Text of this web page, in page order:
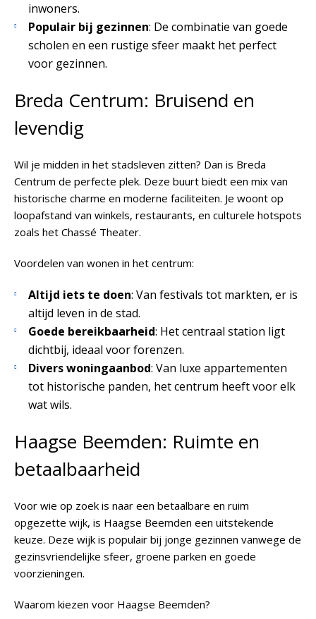
inwoners.
Populair bij gezinnen: De combinatie van goede
scholen en een rustige sfeer maakt het perfect
voor gezinnen.
Breda Centrum: Bruisend en
levendig
Wil je midden in het stadsleven zitten? Dan is Breda
Centrum de perfecte plek. Deze buurt biedt een mix van
historische charme en moderne faciliteiten. Je woont op
loopafstand van winkels, restaurants, en culturele hotspots
zoals het Chassé Theater.
Voordelen van wonen in het centrum:
Altijd iets te doen: Van festivals tot markten, er is
altijd leven in de stad.
Goede bereikbaarheid: Het centraal station ligt
dichtbij, ideaal voor forenzen.
Divers woningaanbod: Van luxe appartementen
tot historische panden, het centrum heeft voor elk
wat wils.
Haagse Beemden: Ruimte en
betaalbaarheid
Voor wie op zoek is naar een betaalbare en ruim
opgezette wijk, is Haagse Beemden een uitstekende
keuze. Deze wijk is populair bij jonge gezinnen vanwege de
gezinsvriendelijke sfeer, groene parken en goede
voorzieningen.
Waarom kiezen voor Haagse Beemden?